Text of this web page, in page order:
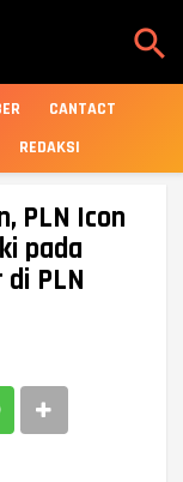

CANTACT
REDAKSI
PLN Icon
pada
PLN